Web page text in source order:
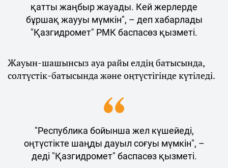
қатты жаңбыр жауады. Кей жерлерде
бұршақ жаууы мүмкін", – деп хабарлады
"Қазгидромет" РМК баспасөз қызметі.
Жауын-шашынсыз ауа райы елдің батысында,
солтүстік-батысында және оңтүстігінде күтіледі.
"Республика бойынша жел күшейеді,
оңтүстікте шаңды дауыл соғуы мүмкін", –
деді "Қазгидромет" баспасөз қызметі.